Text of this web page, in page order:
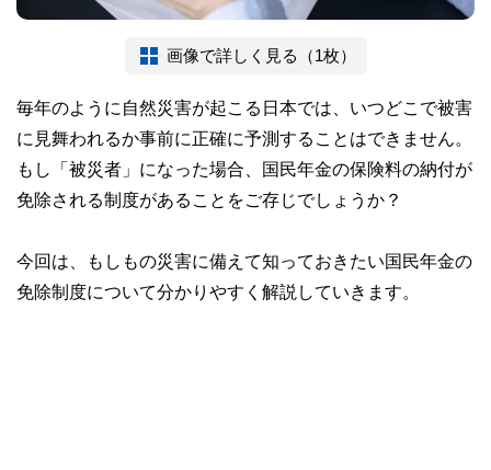
画像で詳しく見る（1枚）
毎年のように自然災害が起こる日本では、いつどこで被害
に見舞われるか事前に正確に予測することはできません。
もし「被災者」になった場合、国民年金の保険料の納付が
免除される制度があることをご存じでしょうか？
今回は、もしもの災害に備えて知っておきたい国民年金の
免除制度について分かりやすく解説していきます。